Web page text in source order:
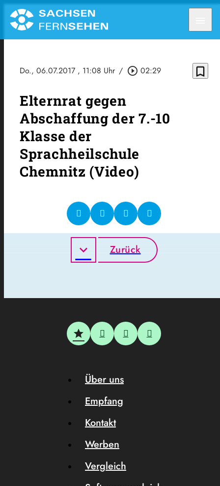
Do., 06.07.2017 , 11:08 Uhr / play_circle_outline 02:29 bookmark_border
Elternrat gegen
Abschaffung der 7.-10
Klasse der
Sprachheilschule
Chemnitz (Video)
Zurück
Über uns
Empfang
Kontakt
Werben
Vergleich